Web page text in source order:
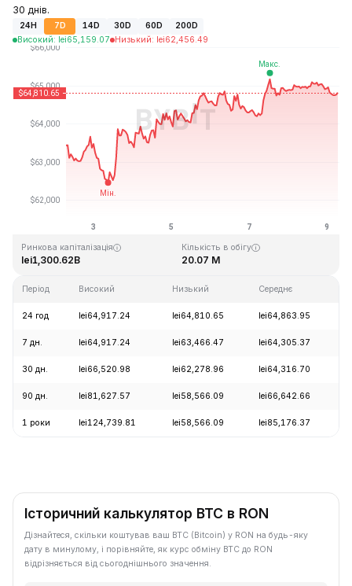
30 днів.
24H 7D 14D 30D 60D
200D
Високий: lei65,159.07 Низький: lei62,456.49
Останнє оновлення: 2026-08-09, 07:17 GMT+0
Ринкова капіталізація
lei1,300.62B
Кількість в обігу
20.07 M
Період Високий Низький Середнє
24 год lei64,917.24 lei64,810.65 lei64,863.95
7 дн. lei64,917.24 lei63,466.47 lei64,305.37
30 дн. lei66,520.98 lei62,278.96 lei64,316.70
90 дн. lei81,627.57 lei58,566.09 lei66,642.66
1 роки lei124,739.81 lei58,566.09 lei85,176.37
Історичний калькулятор BTC в RON
Дізнайтеся, скільки коштував ваш BTC (Bitcoin) у RON на будь-яку
дату в минулому, і порівняйте, як курс обміну BTC до RON
відрізняється від сьогоднішнього значення.